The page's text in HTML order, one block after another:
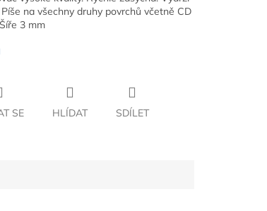
na všechny druhy povrchů včetně CD
3 mm
SE HLÍDAT SDÍLET